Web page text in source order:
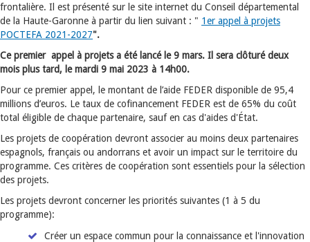
frontalière. Il est présenté sur le site internet du Conseil départemental
de la Haute-Garonne à partir du lien suivant : " 1er appel à projets
POCTEFA 2021-2027".
Ce premier appel à projets a été lancé le 9 mars. Il sera clôturé deux
mois plus tard, le mardi 9 mai 2023 à 14h00.
Pour ce premier appel, le montant de l’aide FEDER disponible de 95,4
millions d’euros. Le taux de cofinancement FEDER est de 65% du coût
total éligible de chaque partenaire, sauf en cas d'aides d'État.
Les projets de coopération devront associer au moins deux partenaires
espagnols, français ou andorrans et avoir un impact sur le territoire du
programme. Ces critères de coopération sont essentiels pour la sélection
des projets.
Les projets devront concerner les priorités suivantes (1 à 5 du
programme):
Créer un espace commun pour la connaissance et l'innovation